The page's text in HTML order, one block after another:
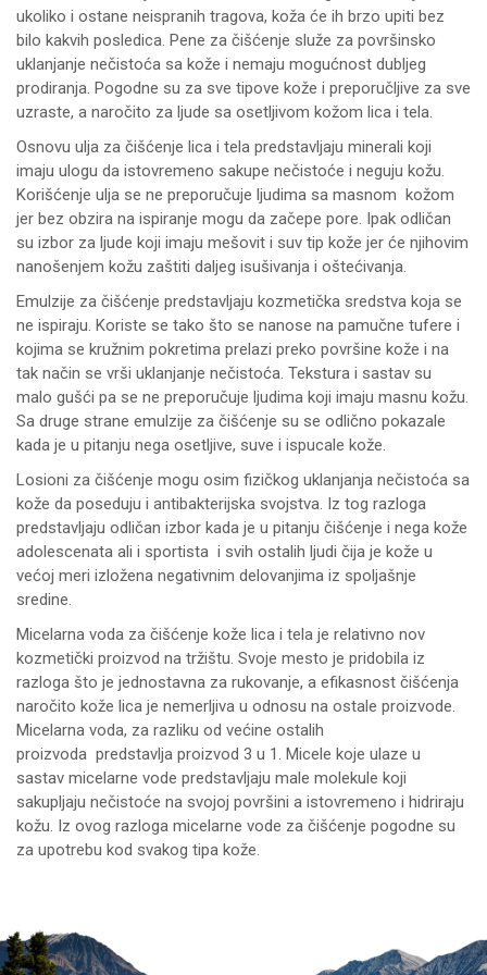
ukoliko i ostane neispranih tragova, koža će ih brzo upiti bez
bilo kakvih posledica. Pene za čišćenje služe za površinsko
uklanjanje nečistoća sa kože i nemaju mogućnost dubljeg
prodiranja. Pogodne su za sve tipove kože i preporučljive za sve
uzraste, a naročito za ljude sa osetljivom kožom lica i tela.
Osnovu ulja za čišćenje lica i tela predstavljaju minerali koji
imaju ulogu da istovremeno sakupe nečistoće i neguju kožu.
Korišćenje ulja se ne preporučuje ljudima sa masnom kožom
jer bez obzira na ispiranje mogu da začepe pore. Ipak odličan
su izbor za ljude koji imaju mešovit i suv tip kože jer će njihovim
nanošenjem kožu zaštiti daljeg isušivanja i oštećivanja.
Emulzije za čišćenje predstavljaju kozmetička sredstva koja se
ne ispiraju. Koriste se tako što se nanose na pamučne tufere i
kojima se kružnim pokretima prelazi preko površine kože i na
tak način se vrši uklanjanje nečistoća. Tekstura i sastav su
malo gušći pa se ne preporučuje ljudima koji imaju masnu kožu.
Sa druge strane emulzije za čišćenje su se odlično pokazale
kada je u pitanju nega osetljive, suve i ispucale kože.
Losioni za čišćenje mogu osim fizičkog uklanjanja nečistoća sa
kože da poseduju i antibakterijska svojstva. Iz tog razloga
predstavljaju odličan izbor kada je u pitanju čišćenje i nega kože
adolescenata ali i sportista i svih ostalih ljudi čija je kože u
većoj meri izložena negativnim delovanjima iz spoljašnje
sredine.
Micelarna voda za čišćenje kože lica i tela je relativno nov
kozmetički proizvod na tržištu. Svoje mesto je pridobila iz
razloga što je jednostavna za rukovanje, a efikasnost čišćenja
naročito kože lica je nemerljiva u odnosu na ostale proizvode.
Micelarna voda, za razliku od većine ostalih
proizvoda predstavlja proizvod 3 u 1. Micele koje ulaze u
sastav micelarne vode predstavljaju male molekule koji
sakupljaju nečistoće na svojoj površini a istovremeno i hidriraju
kožu. Iz ovog razloga micelarne vode za čišćenje pogodne su
za upotrebu kod svakog tipa kože.